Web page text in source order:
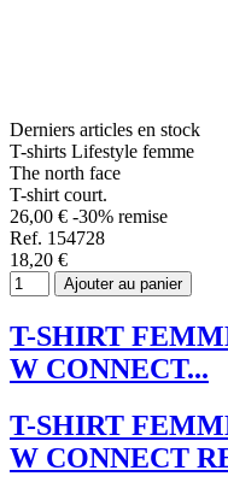
Derniers articles en stock
T-shirts Lifestyle femme
The north face
T-shirt court.
26,00 € -30% remise
Ref. 154728
18,20 €
Ajouter au panier
T-SHIRT
W CONNECT...
T-SHIRT
W CONNECT